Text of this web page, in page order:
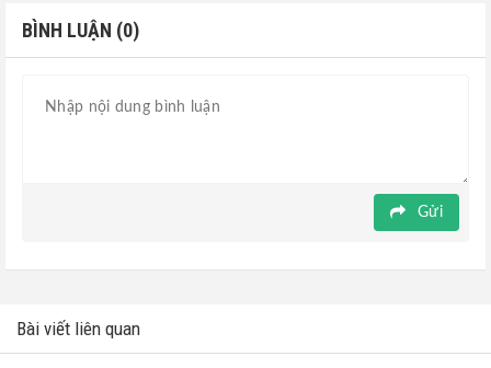
BÌNH LUẬN (0)
Gửi
Bài viết liên quan